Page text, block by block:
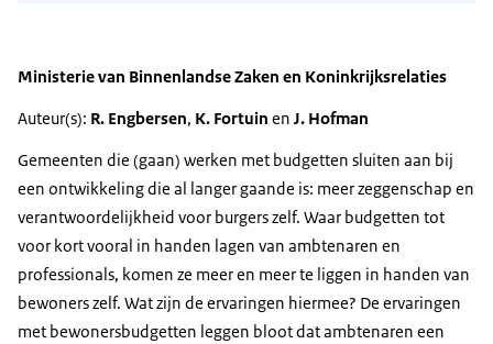
Ministerie van Binnenlandse Zaken en Koninkrijksrelaties
Auteur(s): R. Engbersen, K. Fortuin en J. Hofman
Gemeenten die (gaan) werken met budgetten sluiten aan bij
een ontwikkeling die al langer gaande is: meer zeggenschap en
verantwoordelijkheid voor burgers zelf. Waar budgetten tot
voor kort vooral in handen lagen van ambtenaren en
professionals, komen ze meer en meer te liggen in handen van
bewoners zelf. Wat zijn de ervaringen hiermee? De ervaringen
met bewonersbudgetten leggen bloot dat ambtenaren een